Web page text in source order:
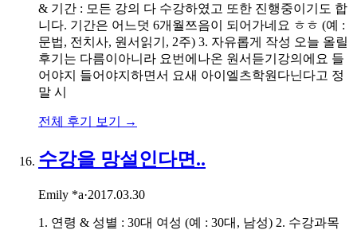
& 기간 : 모든 강의 다 수강하였고 또한 진행중이기도 합
니다. 기간은 어느덧 6개월쯔음이 되어가네요 ㅎㅎ (예 :
문법, 전치사, 원서읽기, 2주) 3. 자유롭게 작성 오늘 올릴
후기는 다름이아니라 요번에나온 원서듣기강의에요 들
어야지 들어야지하면서 요새 아이엘츠학원다닌다고 정
말 시
전체 후기 보기 →
수강을 망설인다면..
Emily *a·2017.03.30
1. 연령 & 성별 : 30대 여성 (예 : 30대, 남성) 2. 수강과목